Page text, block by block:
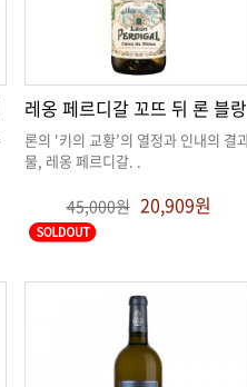
레옹 페르디갈 꼬뜨 뒤 론 블랑
물, 레옹 페르디갈. .
45,000원 20,909원